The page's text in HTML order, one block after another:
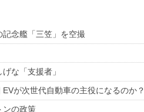
念艦「三笠」を空撮
な「支援者」
が次世代自動車の主役になるのか？
ンの政策